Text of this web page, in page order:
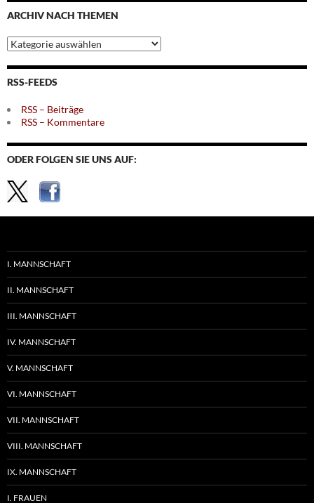
ARCHIV NACH THEMEN
Archiv
nach
Themen
RSS-FEEDS
RSS – Beiträge
RSS – Kommentare
ODER FOLGEN SIE UNS AUF:
I. MANNSCHAFT
II. MANNSCHAFT
III. MANNSCHAFT
IV. MANNSCHAFT
V. MANNSCHAFT
VI. MANNSCHAFT
VII. MANNSCHAFT
VIII. MANNSCHAFT
IX. MANNSCHAFT
I. FRAUEN